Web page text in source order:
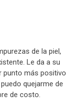
de la piel,
Le da a su
punto más positivo
quejarme de
de costo.